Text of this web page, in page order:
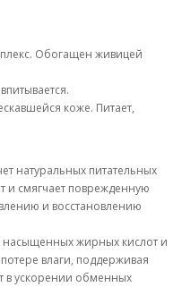
Обогащен живицей
коже. Питает,
натуральных питательных
и смягчает поврежденную
и восстановлению
насыщенных жирных кислот и
влаги, поддерживая
в ускорении обменных